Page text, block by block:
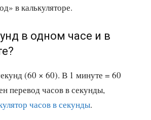
в калькуляторе.
в одном часе и в
(60 × 60). В 1 минуте = 60
перевод часов в секунды,
часов в секунды.